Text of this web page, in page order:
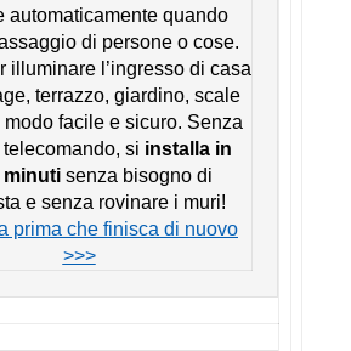
automaticamente quando
di persone o cose.
illuminare l’ingresso di casa
terrazzo, giardino, scale
facile e sicuro. Senza
si installa in
senza bisogno di
e senza rovinare i muri!
prima che finisca di nuovo
>>>